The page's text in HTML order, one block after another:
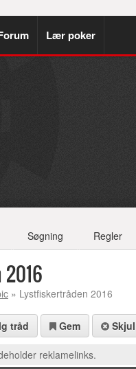
Lær poker
Søgning Regler
» Lystfiskertråden 2016
tråd Gem Skjul
reklamelinks.